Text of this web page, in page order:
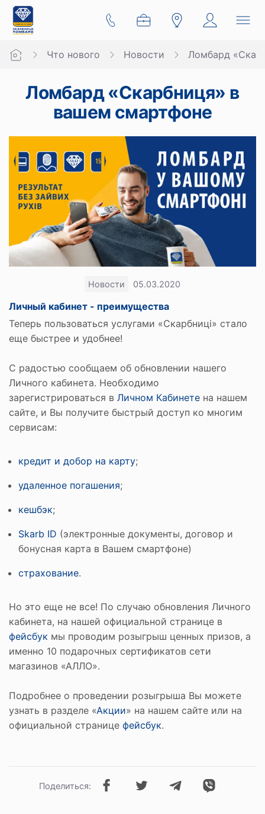
Что нового Новости Ломбард
Ломбард «Скарбниця» в
вашем смартфоне
Новости 05.03.2020
Личный кабинет - преимущества
Теперь пользоваться услугами «Скарбниці» стало
еще быстрее и удобнее!
С радостью сообщаем об обновлении нашего
Личного кабинета. Необходимо
зарегистрироваться в Личном Кабинете на нашем
сайте, и Вы получите быстрый доступ ко многим
сервисам:
кредит и добор на карту;
удаленное погашения;
кешбэк;
Skarb ID (электронные документы, договор и
бонусная карта в Вашем смартфоне)
страхование.
Но это еще не все! По случаю обновления Личного
кабинета, на нашей официальной странице в
фейсбук мы проводим розыгрыш ценных призов, а
именно 10 подарочных сертификатов сети
магазинов «АЛЛО».
Подробнее о проведении розыгрыша Вы можете
узнать в разделе «Акции» на нашем сайте или на
официальной странице фейсбук.
Поделиться: